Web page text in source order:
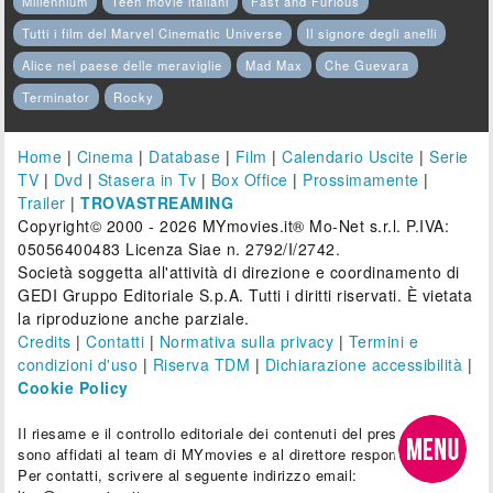
Tutti i film del Marvel Cinematic Universe
Il signore degli anelli
Alice nel paese delle meraviglie
Mad Max
Che Guevara
Terminator
Rocky
Home | Cinema | Database | Film |Calendario Uscite |Serie
TV | Dvd | Stasera in Tv | Box Office | Prossimamente |
Trailer |TROVASTREAMING
Copyright© 2000 - 2026 MYmovies.it® Mo-Net s.r.l. P.IVA:
05056400483 Licenza Siae n. 2792/I/2742.
Società soggetta all'attività di direzione e coordinamento di
GEDI Gruppo Editoriale S.p.A. Tutti i diritti riservati. È vietata
la riproduzione anche parziale.
Credits |Contatti | Normativa sulla privacy | Termini e
condizioni d'uso | Riserva TDM | Dichiarazione accessibilità |
Cookie Policy
Il riesame e il controllo editoriale dei contenuti del presente sito
sono affidati al team di MYmovies e al direttore responsabile.
Per contatti, scrivere al seguente indirizzo email: